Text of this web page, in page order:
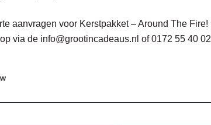
aanvragen voor Kerstpakket– Around The Fire!
via de info@grootincadeaus.nl of0172 55 40 02